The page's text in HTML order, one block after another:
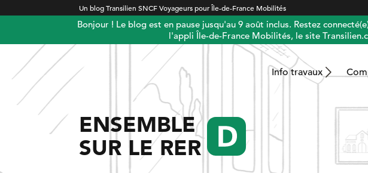
Un blog Transilien SNCF Voyageurs pour Île-de-France Mobilités
Bonjour ! Le blog est en pause jusqu'au 9 août inclus. Restez
l'appli Île-de-France Mobilités, le site
Info travaux
ENSEMBLE
SUR LE RER